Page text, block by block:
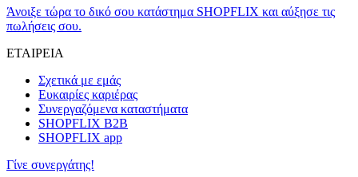
Άνοιξε τώρα το δικό σου κατάστημα SHOPFLIX και αύξησε τις
πωλήσεις σου.
ΕΤΑΙΡΕΙΑ
Σχετικά με εμάς
Ευκαιρίες καριέρας
Συνεργαζόμενα καταστήματα
SHOPFLIX B2B
SHOPFLIX app
Γίνε συνεργάτης!